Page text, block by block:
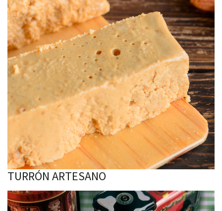
TURRÓN ARTESANO